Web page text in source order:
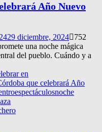
Año Nuevo
29 diciembre, 2024
752
una noche mágica
del pueblo. Cuándo y a
en
que celebrará Año
espectáculosnoche